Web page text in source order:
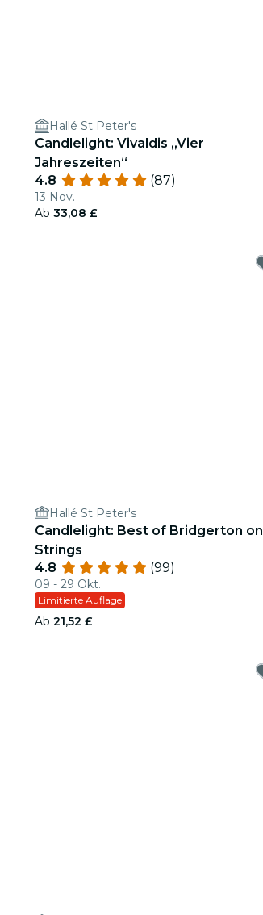
Hallé St Peter's
Candlelight: Vivaldis „Vier
Jahreszeiten“
4.8
(87)
13 Nov.
Ab 33,08 £
Hallé St Peter's
Candlelight: Best of Bridgerton on
Strings
4.8
(99)
09 - 29 Okt.
Limitierte Auflage
Ab 21,52 £